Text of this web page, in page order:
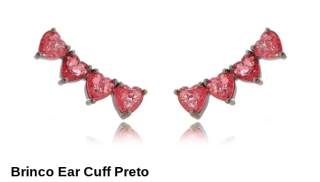
Brinco Ear Cuff Preto